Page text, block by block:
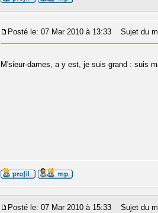
Posté le: 07 Mar 2010 à 13:33 Sujet du
M'sieur-dames, a y est, je suis grand : suis
Posté le: 07 Mar 2010 à 15:33 Sujet du